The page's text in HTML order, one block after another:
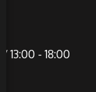
/ 13:00 - 18:00